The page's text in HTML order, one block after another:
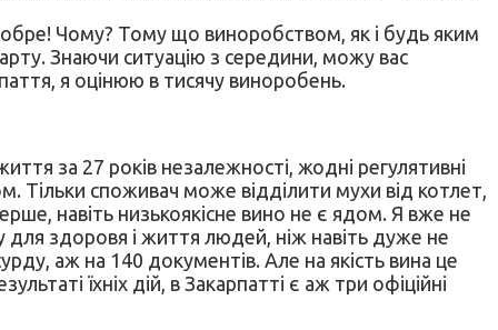
добре! Чому? Тому що виноробством, як і будь яким
Знаючи ситуацію з середини, можу вас
я оцінюю в тисячу виноробень.
за 27 років незалежності, жодні регулятивні
споживач може відділити мухи від котлет,
навіть низькоякісне вино не є ядом. Я вже не
для здоровя і життя людей, ніж навіть дуже не
аж на 140 документів. Але на якість вина це
їхніх дій, в Закарпатті є аж три офіційні